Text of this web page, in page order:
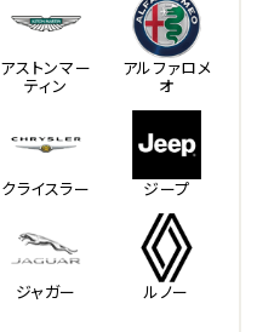
アストンマー
ティン
アルファロメ
オ
クライスラー ジープ
ジャガー ルノー